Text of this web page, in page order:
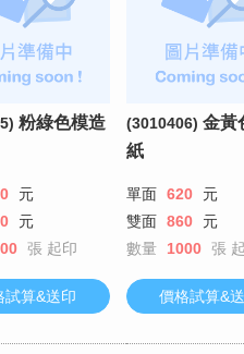
粉綠色模造
元
元
張 起印
(3010406) 金黃
紙
單面 620
元
雙面 860
元
數量
1000 張